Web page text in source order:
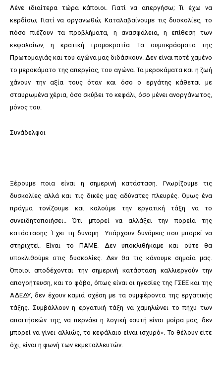
Λένε ιδιαίτερα τώρα κάποιοι. Γιατί να απεργήσω; Τι έχω να
κερδίσω; Γιατί να οργανωθώ; Καταλαβαίνουμε τις δυσκολίες, το
πόσο πιέζουν τα προβλήματα, η ανασφάλεια, η επίθεση των
κεφαλαίων, η κρατική τρομοκρατία. Τα συμπεράσματα της
Πρωτομαγιάς και του αγώνα μας διδάσκουν. Δεν είναι ποτέ χαμένο
το μεροκάματο της απεργίας, του αγώνα. Τα μεροκάματα και η ζωή
χάνουν την αξία τους όταν και όσο ο εργάτης κάθεται με
σταυρωμένα χέρια, όσο σκύβει το κεφάλι, όσο μένει ανοργάνωτος,
μόνος του.
Συνάδελφοι
Ξέρουμε ποια είναι η σημερινή κατάσταση. Γνωρίζουμε τις
δυσκολίες αλλά και τις δικές μας αδύνατες πλευρές. Όμως ένα
πράγμα τονίζουμε και καλούμε την εργατική τάξη να το
συνειδητοποιήσει.. Ότι μπορεί να αλλάξει την πορεία της
κατάστασης. Έχει τη δύναμη.. Υπάρχουν δυνάμεις που μπορεί να
στηριχτεί. Είναι το ΠΑΜΕ. Δεν υποκλιθήκαμε και ούτε θα
υποκλιθούμε στις δυσκολίες. Δεν θα τις κάνουμε σημαία μας.
Όποιοι αποδέχονται την σημερινή κατάσταση καλλιεργούν την
απογοήτευση, και το φόβο, όπως είναι οι ηγεσίες της ΓΣΕΕ και της
ΑΔΕΔΥ, δεν έχουν καμιά σχέση με τα συμφέροντα της εργατικής
τάξης. Συμβάλλουν η εργατική τάξη να χαμηλώνει το πήχυ των
απαιτήσεών της, να περνάει η λογική «αυτή είναι μοίρα μας, δεν
μπορεί να γίνει αλλιώς, το κεφάλαιο είναι ισχυρό». Το θέλουν είτε
όχι, είναι η φωνή των εκμεταλλευτών.